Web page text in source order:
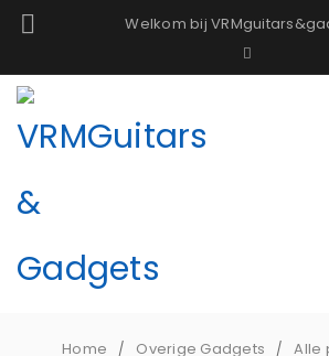
Welkom bij
Home / Overige Gadgets / Alle